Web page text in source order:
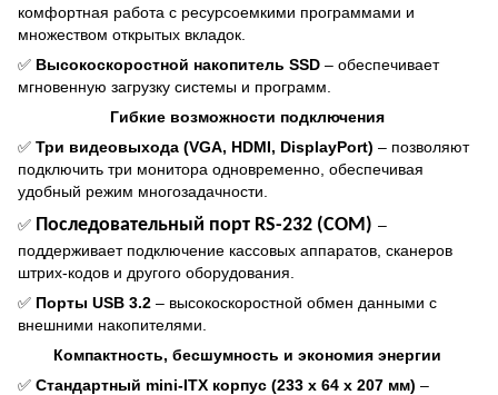
комфортная работа с ресурсоемкими программами и
множеством открытых вкладок.
✅ Высокоскоростной накопитель SSD – обеспечивает
мгновенную загрузку системы и программ.
Гибкие возможности подключения
✅ Три видеовыхода (VGA, HDMI, DisplayPort) – позволяют
подключить три монитора одновременно, обеспечивая
удобный режим многозадачности.
✅ Последовательный порт RS-232 (COM) –
поддерживает подключение кассовых аппаратов, сканеров
штрих-кодов и другого оборудования.
✅ Порты USB 3.2 – высокоскоростной обмен данными с
внешними накопителями.
Компактность, бесшумность и экономия энергии
✅ Стандартный mini-ITX корпус (233 х 64 х 207 мм) –